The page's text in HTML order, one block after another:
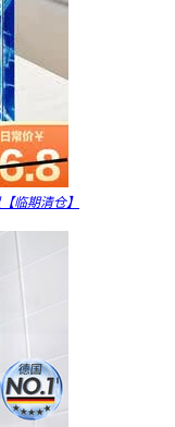
临期清仓】